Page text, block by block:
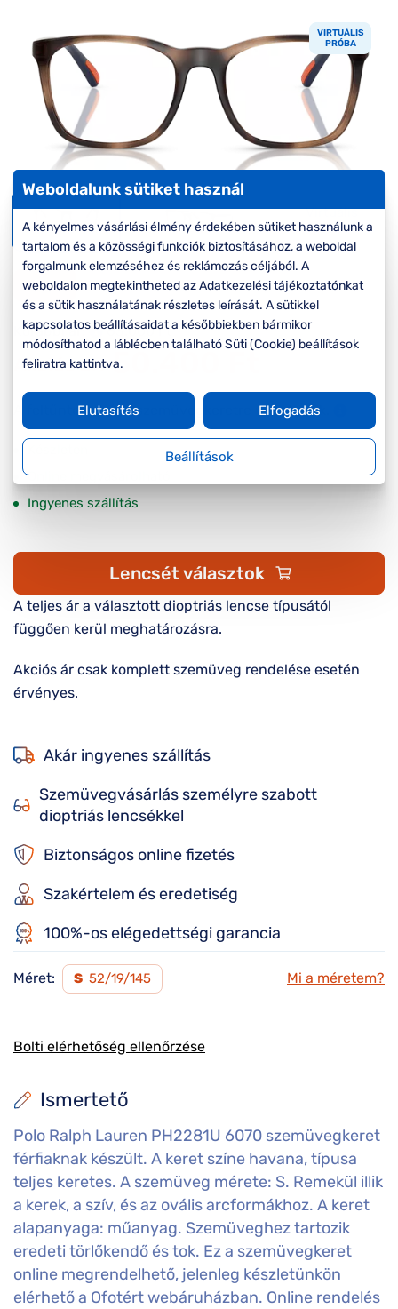
szemüvegekre
Seen Belépőár
ajánlat
Ismertető
Polo Ralph Lauren PH2281U 6070 szemüvegkeret
férfiaknak készült. A keret színe havana, típusa
teljes keretes. A szemüveg mérete: S. Remekül illik
a kerek, a szív, és az ovális arcformákhoz. A keret
alapanyaga: műanyag. Szemüveghez tartozik
eredeti törlőkendő és tok. Ez a szemüvegkeret
online megrendelhető, jelenleg készletünkön
elérhető a Ofotért webáruházban. Online rendelés
VIRTUÁLIS
PRÓBA
Virtuális
próba
-20%
Korábbi ár: 63.000 Ft
Akciós ár: 50.400 Ft
A feltűntetett ár a szemüvegkeretre vonatkozik.
Online megvásárolható
Ingyenes szállítás
Lencsét választok
A teljes ár a választott dioptriás lencse típusától
függően kerül meghatározásra.
Akciós ár csak komplett szemüveg rendelése esetén
érvényes.
Akár ingyenes szállítás
Szemüvegvásárlás személyre szabott
dioptriás lencsékkel
Biztonságos online fizetés
Szakértelem és eredetiség
100%-os elégedettségi garancia
Méret: S 52/19/145 Mi a méretem?
Bolti elérhetőség ellenőrzése
Weboldalunk sütiket használ
A kényelmes vásárlási élmény érdekében sütiket használunk a
tartalom és a közösségi funkciók biztosításához, a weboldal
forgalmunk elemzéséhez és reklámozás céljából. A
weboldalon megtekintheted az Adatkezelési tájékoztatónkat
és a sütik használatának részletes leírását. A sütikkel
kapcsolatos beállításaidat a későbbiekben bármikor
módosíthatod a láblécben található Süti (Cookie) beállítások
feliratra kattintva.
Beállítások
Elutasítás Elfogadás